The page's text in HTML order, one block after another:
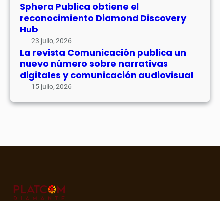
Sphera Publica obtiene el
reconocimiento Diamond Discovery
Hub
23 julio, 2026
La revista Comunicación publica un
nuevo número sobre narrativas
digitales y comunicación audiovisual
15 julio, 2026